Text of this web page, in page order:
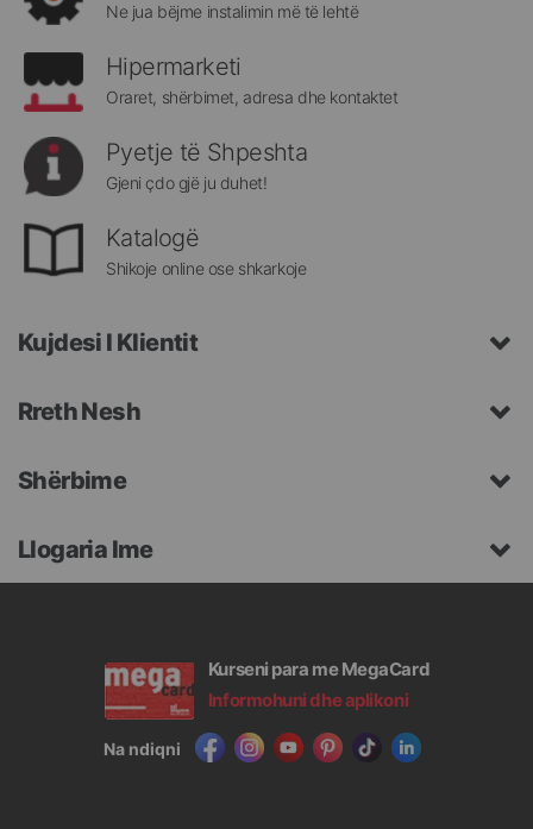
Ne jua bëjme instalimin më të lehtë
Hipermarketi
Oraret, shërbimet, adresa dhe kontaktet
Pyetje të Shpeshta
Gjeni çdo gjë ju duhet!
Katalogë
Shikoje online ose shkarkoje
Kujdesi I Klientit
Rreth Nesh
Shërbime
Llogaria Ime
Kurseni para me MegaCard
Informohuni dhe aplikoni
Na ndiqni